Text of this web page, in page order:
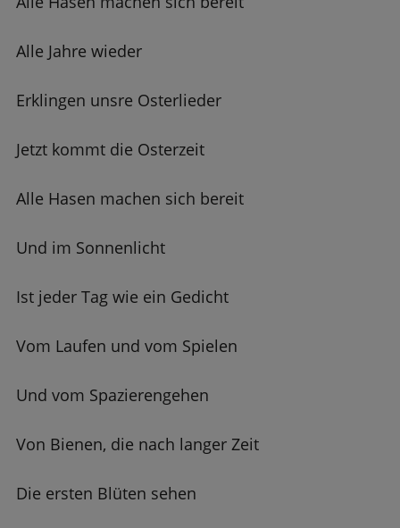
Alle Jahre wieder
Erklingen unsre Osterlieder
Jetzt kommt die Osterzeit
Alle Hasen machen sich bereit
Und im Sonnenlicht
Ist jeder Tag wie ein Gedicht
Vom Laufen und vom Spielen
Und vom Spazierengehen
Von Bienen, die nach langer Zeit
Die ersten Blüten sehen